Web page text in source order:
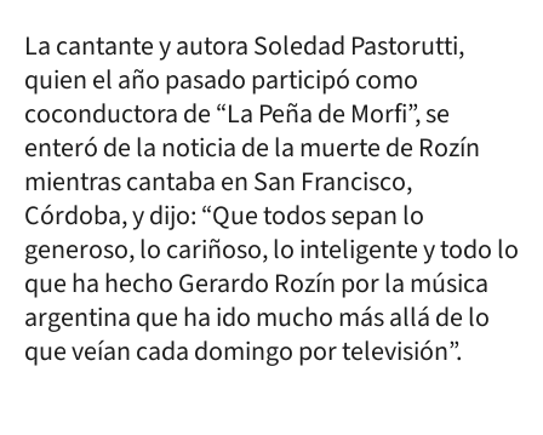
La cantante y autora Soledad Pastorutti,
quien el año pasado participó como
coconductora de “La Peña de Morfi”, se
enteró de la noticia de la muerte de Rozín
mientras cantaba en San Francisco,
Córdoba, y dijo: “Que todos sepan lo
generoso, lo cariñoso, lo inteligente y todo lo
que ha hecho Gerardo Rozín por la música
argentina que ha ido mucho más allá de lo
que veían cada domingo por televisión”.